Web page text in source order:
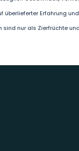
überlieferter Erfahrung
sind nur als Zierfrüchte